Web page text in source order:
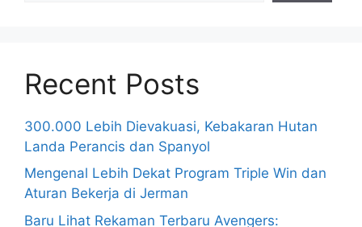
Recent Posts
300.000 Lebih Dievakuasi, Kebakaran Hutan
Landa Perancis dan Spanyol
Mengenal Lebih Dekat Program Triple Win dan
Aturan Bekerja di Jerman
Baru Lihat Rekaman Terbaru Avengers: